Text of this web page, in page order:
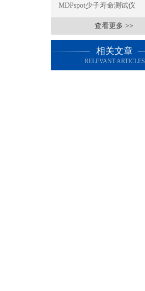
MDPspot少子寿命测试仪
查看更多 >>
相关文章
RELEVANT ARTICLES